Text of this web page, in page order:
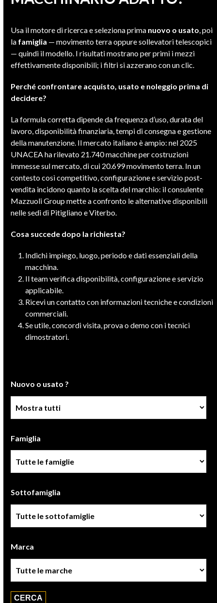
Usa il motore di ricerca e seleziona prima nuovo o usato, poi
la famiglia — movimento terra oppure sollevatori telescopici
— quindi il modello. I risultati mostrano per primi i mezzi
effettivamente disponibili; i filtri si azzerano con un clic.
Perché confrontare acquisto, usato e noleggio prima di
decidere?
La formula corretta dipende da frequenza d’uso, durata del
lavoro, disponibilità finanziaria, tempi di consegna e gestione
della manutenzione. Il mercato italiano è ampio: nel 2025
UNACEA ha rilevato 21.740 macchine per costruzioni
immesse sul mercato, di cui 20.699 movimento terra. In un
contesto così competitivo, configurazione e servizio post-
vendita incidono quanto la scelta del marchio: il consulente
Mazzuoli Group mette a confronto le alternative disponibili
nelle sedi di Pitigliano e Viterbo.
Cosa succede dopo la richiesta?
Indichi impiego, luogo, periodo e dati essenziali della
macchina.
Il team verifica disponibilità, configurazione e servizio
applicabile.
Ricevi un contatto con informazioni tecniche e condizioni
commerciali.
Se utile, concordi visita, prova o demo con i tecnici
dimostratori.
Nuovo o usato ?
Famiglia
Sottofamiglia
Marca